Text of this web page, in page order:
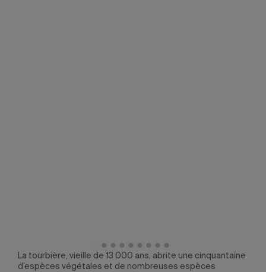
La tourbière, vieille de 13 000 ans, abrite une cinquantaine
d’espèces végétales et de nombreuses espèces